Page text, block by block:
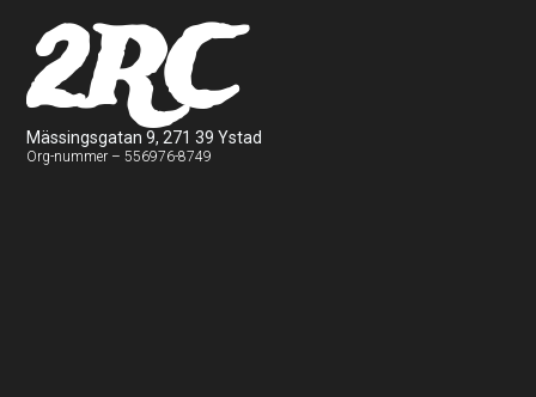
2RC
Mässingsgatan 9, 271 39 Ystad
Org-nummer – 556976-8749